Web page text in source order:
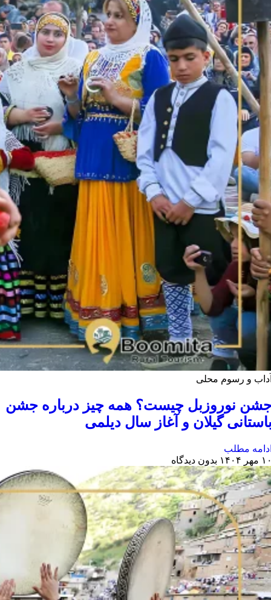
و رسوم محلی
نوروزبل چیست؟ همه چیز درباره جشن
گیلان و آغاز سال دیلمی
مطلب
۱۴۰۴
بدون دیدگاه